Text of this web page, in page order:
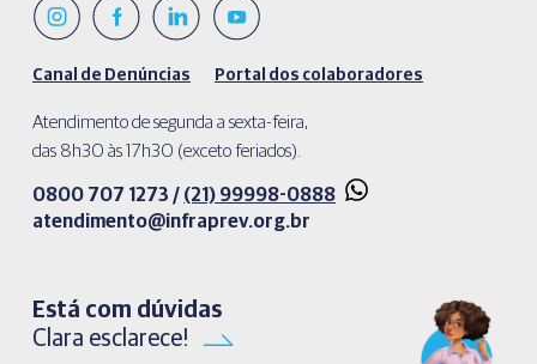
Canal de Denúncias Portal dos colaboradores
Atendimento de segunda a sexta-feira,
das 8h30 às 17h30 (exceto feriados).
0800 707 1273 / (21) 99998-0888
atendimento@infraprev.org.br​
Está com dúvidas
Clara esclarece!